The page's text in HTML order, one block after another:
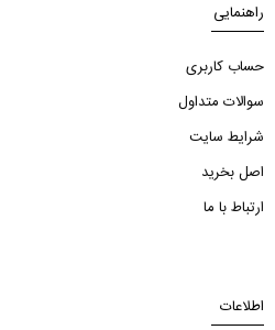
راهنمایی
حساب کاربری
سوالات متداول
شرایط سایت
اصل بخرید
ارتباط با ما
اطلاعات